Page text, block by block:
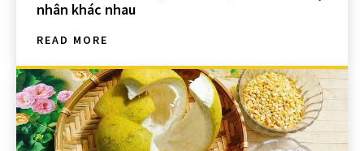
nhân khác nhau
READ MORE